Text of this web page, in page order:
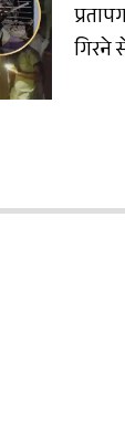
गिरने